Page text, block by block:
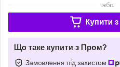
або
Купити з
Що таке купити з Пром?
Замовлення під захистом